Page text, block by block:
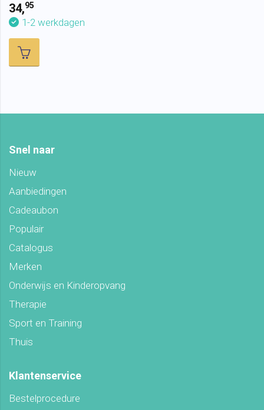
34,95
1-2 werkdagen
Snel naar
Nieuw
Aanbiedingen
Cadeaubon
Populair
Catalogus
Merken
Onderwijs en Kinderopvang
Therapie
Sport en Training
Thuis
Klantenservice
Bestelprocedure